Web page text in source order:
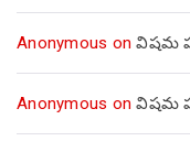
Anonymous onవిషమ
Anonymous onవిషమ